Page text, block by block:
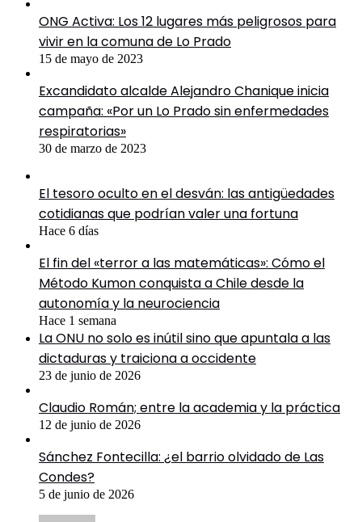
ONG Activa: Los 12 lugares más peligrosos para
vivir en la comuna de Lo Prado
15 de mayo de 2023
Excandidato alcalde Alejandro Chanique inicia
campaña: «Por un Lo Prado sin enfermedades
respiratorias»
30 de marzo de 2023
El tesoro oculto en el desván: las antigüedades
cotidianas que podrían valer una fortuna
Hace 6 días
El fin del «terror a las matemáticas»: Cómo el
Método Kumon conquista a Chile desde la
autonomía y la neurociencia
Hace 1 semana
La ONU no solo es inútil sino que apuntala a las
dictaduras y traiciona a occidente
23 de junio de 2026
Claudio Román; entre la academia y la práctica
12 de junio de 2026
Sánchez Fontecilla: ¿el barrio olvidado de Las
Condes?
5 de junio de 2026